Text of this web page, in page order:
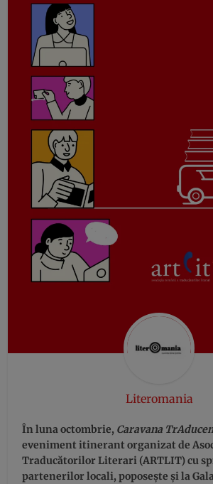
Literomania
În luna octombrie, Caravana
eveniment itinerant organizat de
Traducătorilor Literari (ARTLIT) cu
partenerilor locali, poposește și la